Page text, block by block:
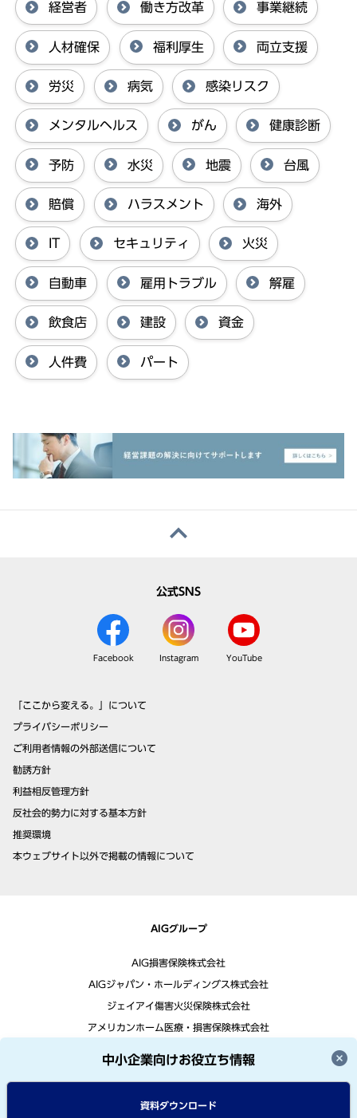
経営者 働き方改革 事業継続
人材確保 福利厚生 両立支援
労災 病気 感染リスク
メンタルヘルス がん 健康診断
予防 水災 地震 台風
賠償 ハラスメント 海外
IT セキュリティ 火災
自動車 雇用トラブル 解雇
飲食店 建設 資金
人件費 パート
中小企業向けお役立ち情報
資料ダウンロード
公式SNS
Facebook Instagram YouTube
「ここから変える。」について
プライバシーポリシー
ご利用者情報の外部送信について
勧誘方針
利益相反管理方針
反社会的勢力に対する基本方針
推奨環境
本ウェブサイト以外で掲載の情報について
AIGグループ
AIG損害保険株式会社
AIGジャパン・ホールディングス株式会社
ジェイアイ傷害火災保険株式会社
アメリカンホーム医療・損害保険株式会社